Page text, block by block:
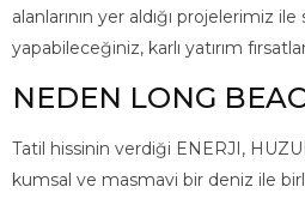
alanlarının yer aldığı projelerimiz
yapabileceğiniz, karlı yatırım
NEDEN LONG
Tatil hissinin verdiği ENERJI,
kumsal ve masmavi bir deniz ile